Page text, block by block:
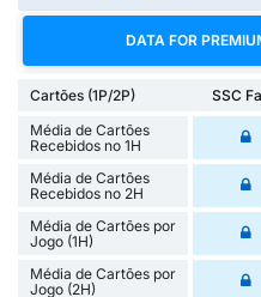
DATA FOR
Cartões (1P/2P) SSC
Média de Cartões
Recebidos no 1H
Média de Cartões
Recebidos no 2H
Média de Cartões por
Jogo (1H)
Média de Cartões por
Jogo (2H)